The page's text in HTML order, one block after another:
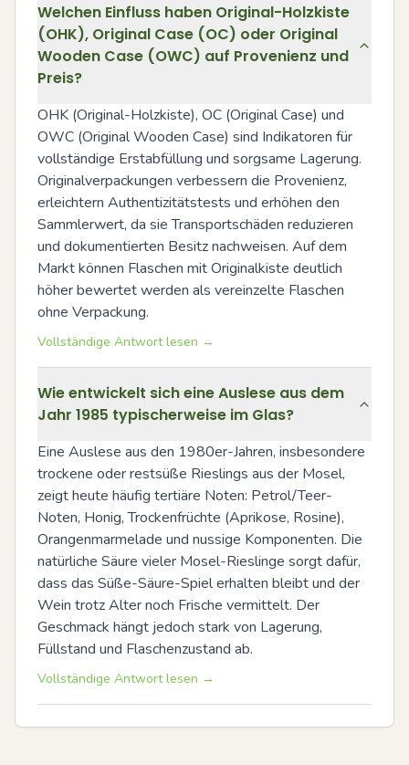
Welchen Einfluss haben Original-Holzkiste
(OHK), Original Case (OC) oder Original
Wooden Case (OWC) auf Provenienz und
Preis?
OHK (Original-Holzkiste), OC (Original Case) und
OWC (Original Wooden Case) sind Indikatoren für
vollständige Erstabfüllung und sorgsame Lagerung.
Originalverpackungen verbessern die Provenienz,
erleichtern Authentizitätstests und erhöhen den
Sammlerwert, da sie Transportschäden reduzieren
und dokumentierten Besitz nachweisen. Auf dem
Markt können Flaschen mit Originalkiste deutlich
höher bewertet werden als vereinzelte Flaschen
ohne Verpackung.
Vollständige Antwort lesen →
Wie entwickelt sich eine Auslese aus dem
Jahr 1985 typischerweise im Glas?
Eine Auslese aus den 1980er-Jahren, insbesondere
trockene oder restsüße Rieslings aus der Mosel,
zeigt heute häufig tertiäre Noten: Petrol/Teer-
Noten, Honig, Trockenfrüchte (Aprikose, Rosine),
Orangenmarmelade und nussige Komponenten. Die
natürliche Säure vieler Mosel-Rieslinge sorgt dafür,
dass das Süße-Säure-Spiel erhalten bleibt und der
Wein trotz Alter noch Frische vermittelt. Der
Geschmack hängt jedoch stark von Lagerung,
Füllstand und Flaschenzustand ab.
Vollständige Antwort lesen →